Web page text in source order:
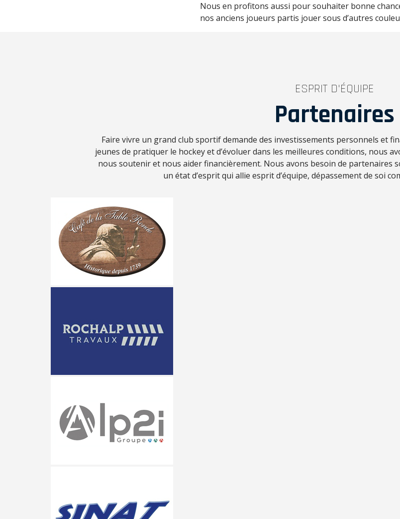
Nous en profitons aussi pour souhaiter bonne
nos anciens joueurs partis jouer sous d’autres
ESPRIT D'ÉQUIPE
Partenaires
Faire vivre un grand club sportif demande des investissements personnels et
jeunes de pratiquer le hockey et d’évoluer dans les meilleures conditions, nous
nous soutenir et nous aider financièrement. Nous avons besoin de partenaires
un état d’esprit qui allie esprit d’équipe, dépassement de soi